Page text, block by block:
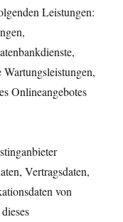
Leistungen:
Onlineangebotes
Vertragsdaten,
von